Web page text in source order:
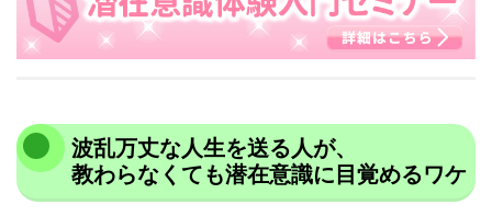
波乱万丈な人生を送る人が、
教わらなくても潜在意識に目覚めるワケ